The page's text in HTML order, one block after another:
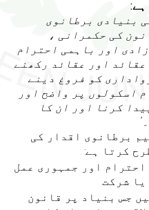
بنیادی برطانوی
کی حکمرانی ،
اور باہمی احترام
اور عقائد رکھنے
کو فروغ دینے
اسکولوں پر واضح اور
کرنا اور ان کا
برطانوی اقدار کی
کرتا ہے:
اور جمہوری عمل
یا شرکت
جس بنیاد پر قانون